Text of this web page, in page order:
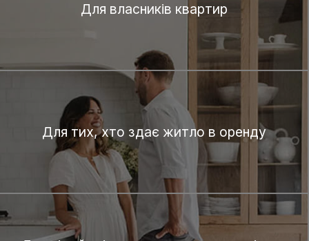
Для власників квартир
Для тих, хто здає житло в оренду